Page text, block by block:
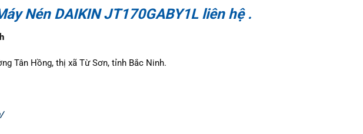
Nén DAIKIN JT170GABY1L liên hệ .
Tân Hồng, thị xã Từ Sơn, tỉnh Bắc Ninh.